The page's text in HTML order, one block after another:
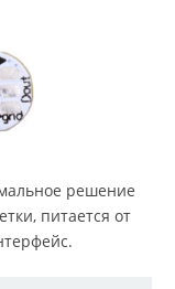
решение
питается от